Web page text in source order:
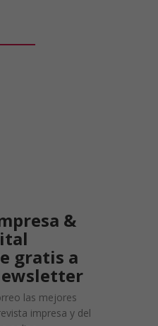
&
gratis a
las mejores
impresa y del